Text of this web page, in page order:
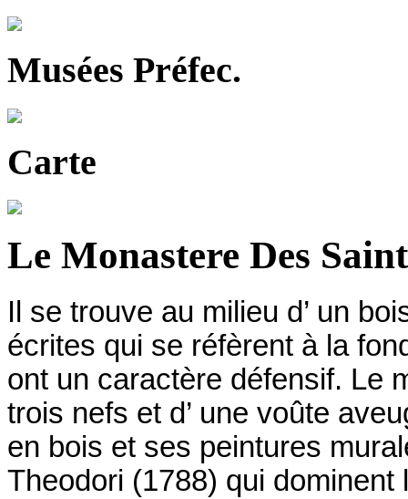
Musées Préfec.
Carte
Le Monastere Des
Il se trouve au milieu d’ un
écrites qui se réfèrent à la
ont un caractère défensif. Le
trois nefs et d’ une voûte
en bois et ses peintures
Theodori (1788) qui dominent